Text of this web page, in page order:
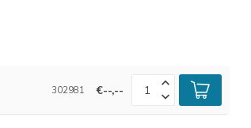
302981 €--,--